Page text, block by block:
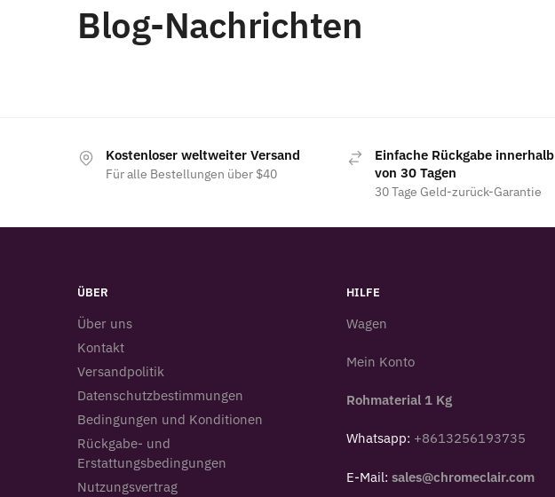
Blog-Nachrichten
Kostenloser weltweiter Versand
Für alle Bestellungen über $40
Einfache Rückgabe innerhalb
von 30 Tagen
30 Tage Geld-zurück-Garantie
ÜBER
Über uns
Kontakt
Versandpolitik
Datenschutzbestimmungen
Bedingungen und Konditionen
Rückgabe- und
Erstattungsbedingungen
Nutzungsvertrag
HILFE
Wagen
Mein Konto
Rohmaterial 1 Kg
Whatsapp: +8613256193735
E-Mail: sales@chromeclair.com